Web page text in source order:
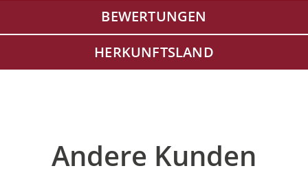
BEWERTUNGEN
HERKUNFTSLAND
Andere Kunden